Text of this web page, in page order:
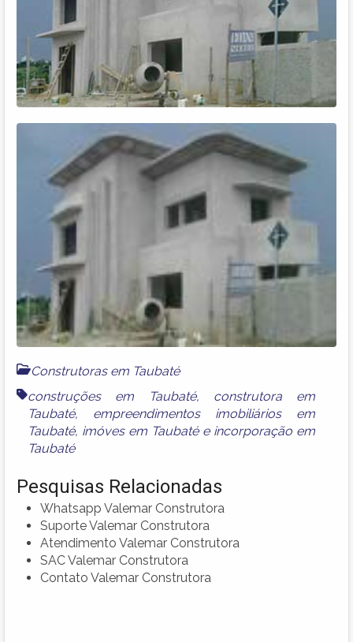
Construtoras em Taubaté
construções em Taubaté, construtora em
Taubaté, empreendimentos imobiliários em
Taubaté, imóves em Taubatée incorporação em
Taubaté
Pesquisas Relacionadas
Whatsapp Valemar Construtora
Suporte Valemar Construtora
Atendimento Valemar Construtora
SAC Valemar Construtora
Contato Valemar Construtora